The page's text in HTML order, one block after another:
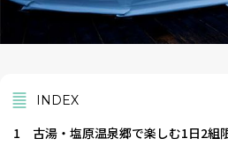
INDEX
1
古湯・塩原温泉郷で楽しむ1日2組